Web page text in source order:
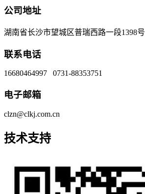
公司地址
湖南省长沙市望城区普瑞西路一段1398号
联系电话
16680464997 0731-88353751
电子邮箱
clzn@clkj.com.cn
技术支持